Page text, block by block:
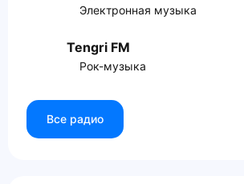
Электронная музыка
Tengri FM
Рок-музыка
Все радио